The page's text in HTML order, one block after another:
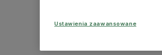
Ustawienia zaawansowane